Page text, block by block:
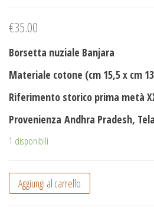
€35.00
Borsetta nuziale Banjara
Materiale cotone (cm 15,5 x cm
Riferimento storico prima metà
Provenienza Andhra Pradesh,
1 disponibili
Aggiungi al carrello